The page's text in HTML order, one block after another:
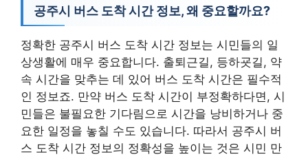
공주시 버스 도착 시간 정보, 왜 중요할까요?
정확한 공주시 버스 도착 시간 정보는 시민들의 일
상생활에 매우 중요합니다. 출퇴근길, 등하굣길, 약
속 시간을 맞추는 데 있어 버스 도착 시간은 필수적
인 정보죠. 만약 버스 도착 시간이 부정확하다면, 시
민들은 불필요한 기다림으로 시간을 낭비하거나 중
요한 일정을 놓칠 수도 있습니다. 따라서 공주시 버
스 도착 시간 정보의 정확성을 높이는 것은 시민 만